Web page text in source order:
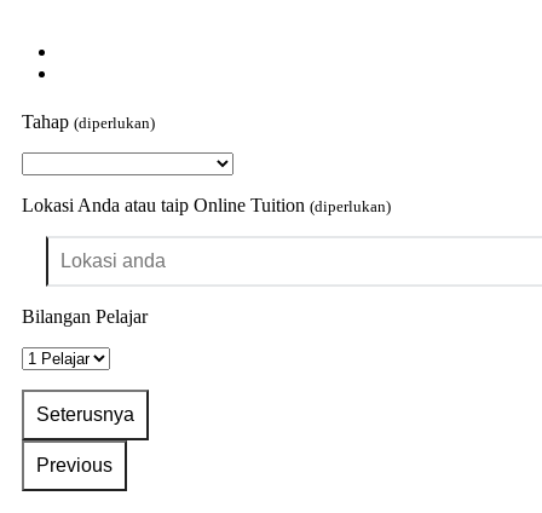
Tahap (diperlukan)
Lokasi Anda atau taip Online Tuition (diperlukan)
Bilangan Pelajar